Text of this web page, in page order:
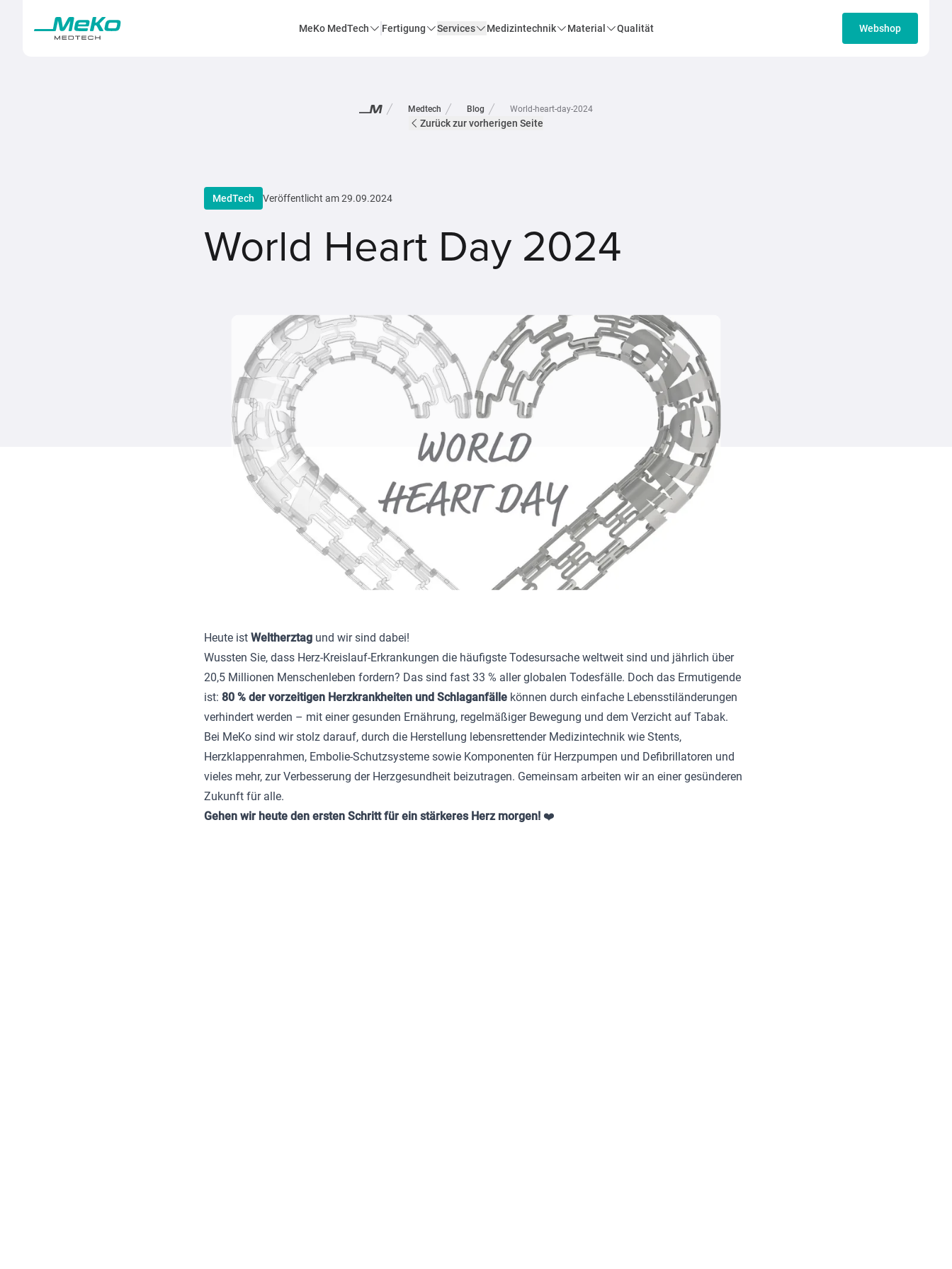
MeKo MedTech Fertigung Services Medizintechnik Material Qualität Webshop
Medtech Blog World-heart-day-2024
Zurück zur vorherigen Seite
MedTech Veröffentlicht am29.09.2024
World Heart Day 2024
Heute ist Weltherztag und wir sind dabei!
Wussten Sie, dass Herz-Kreislauf-Erkrankungen die häufigste Todesursache weltweit sind und jährlich über
20,5 Millionen Menschenleben fordern? Das sind fast 33 % aller globalen Todesfälle. Doch das Ermutigende
ist: 80 % der vorzeitigen Herzkrankheiten und Schlaganfälle können durch einfache Lebensstiländerungen
verhindert werden – mit einer gesunden Ernährung, regelmäßiger Bewegung und dem Verzicht auf Tabak.
Bei MeKo sind wir stolz darauf, durch die Herstellung lebensrettender Medizintechnik wie Stents,
Herzklappenrahmen, Embolie-Schutzsysteme sowie Komponenten für Herzpumpen und Defibrillatoren und
vieles mehr, zur Verbesserung der Herzgesundheit beizutragen. Gemeinsam arbeiten wir an einer gesünderen
Zukunft für alle.
Gehen wir heute den ersten Schritt für ein stärkeres Herz morgen! ❤️